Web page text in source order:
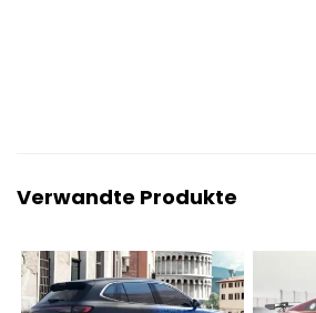
Verwandte Produkte